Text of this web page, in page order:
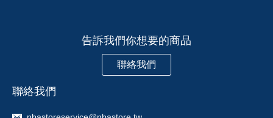
告訴我們你想要的商品
聯絡我們
聯絡我們